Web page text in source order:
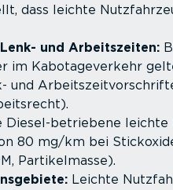
dass leichte
und Arbeits­zeiten:
im Kabota­ge­verkehr
und
Diesel-­be­triebene
80 mg/km bei
Parti­kel­masse).
Leichte